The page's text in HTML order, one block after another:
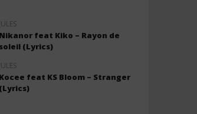
JULES
Nikanor feat Kiko – Rayon de
soleil (Lyrics)
JULES
Kocee feat KS Bloom – Stranger
(Lyrics)